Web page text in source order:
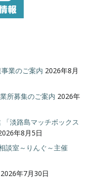
業のご案内 2026年8月
所募集のご案内 2026年
淡路島マッチボックス
年8月5日
談室～りんぐ～主催
2026年7月30日